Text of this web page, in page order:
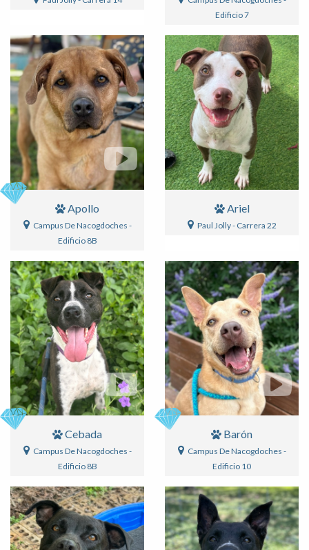
Edificio 7
Apollo
Campus De Nacogdoches -
Edificio 8B
Ariel
Paul Jolly - Carrera 22
Cebada
Campus De Nacogdoches -
Edificio 8B
Barón
Campus De Nacogdoches -
Edificio 10